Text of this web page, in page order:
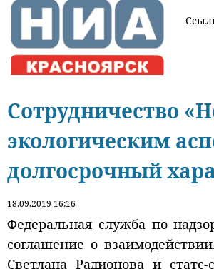
Сотрудничество
экологическим
долгосрочный
18.09.2019 16:16
Федеральная служба по
соглашение о
Светлана Радионова и